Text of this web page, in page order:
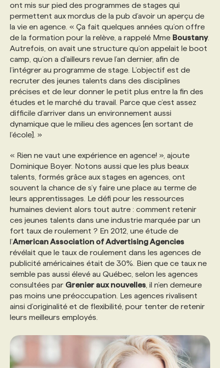
ont mis sur pied des programmes de stages qui
permettent aux mordus de la pub d’avoir un aperçu de
la vie en agence. « Ça fait quelques années qu’on offre
de la formation pour la relève, a rappelé Mme Boustany.
Autrefois, on avait une structure qu’on appelait le boot
camp, qu’on a d'ailleurs revue l’an dernier, afin de
l’intégrer au programme de stage. L’objectif est de
recruter des jeunes talents dans des disciplines
précises et de leur donner le petit plus entre la fin des
études et le marché du travail. Parce que c’est assez
difficile d’arriver dans un environnement aussi
dynamique que le milieu des agences [en sortant de
l’école]. »
« Rien ne vaut une expérience en agence! », ajoute
Dominique Boyer. Notons aussi que les plus beaux
talents, formés grâce aux stages en agences, ont
souvent la chance de s’y faire une place au terme de
leurs apprentissages. Le défi pour les ressources
humaines devient alors tout autre : comment retenir
ces jeunes talents dans une industrie marquée par un
fort taux de roulement ? En 2012, une étude de
l’American Association of Advertising Agencies
révélait que le taux de roulement dans les agences de
publicité américaines était de 30%. Bien que ce taux ne
semble pas aussi élevé au Québec, selon les agences
consultées par Grenier aux nouvelles , il n’en demeure
pas moins une préoccupation. Les agences rivalisent
ainsi d’originalité et de flexibilité, pour tenter de retenir
leurs meilleurs employés.